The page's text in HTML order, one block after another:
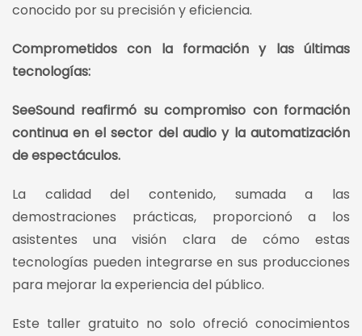
conocido por su precisión y eficiencia.
Comprometidos con la formación y las últimas
tecnologías:
SeeSound reafirmó su compromiso con formación
continua en el sector del audio y la automatización
de espectáculos.
La calidad del contenido, sumada a las
demostraciones prácticas, proporcionó a los
asistentes una visión clara de cómo estas
tecnologías pueden integrarse en sus producciones
para mejorar la experiencia del público.
Este taller gratuito no solo ofreció conocimientos